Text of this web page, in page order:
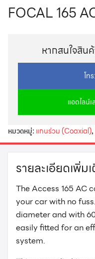
FOCAL 165
หากสนใจสิน
โท
แอดไลน์
หมวดหมู่: แกนร่วม (Coaxial),
รายละเอียดเพิ่ม
The Access 165 AC
your car with no
diameter and with
easily fitted for an
system.